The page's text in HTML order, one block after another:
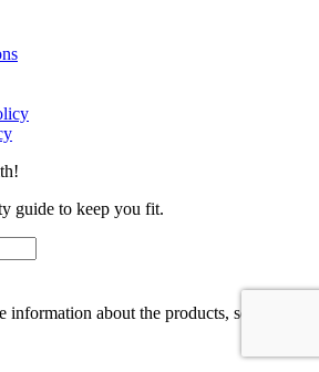
guide to keep you fit.
information about the products, services,